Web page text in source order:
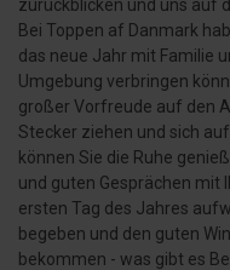
zurückblicken und uns auf
Bei Toppen af Danmark
das neue Jahr mit Familie
Umgebung verbringen
großer Vorfreude auf den
Stecker ziehen und sich
können Sie die Ruhe
und guten Gesprächen mit
ersten Tag des Jahres
begeben und den guten
bekommen - was gibt es